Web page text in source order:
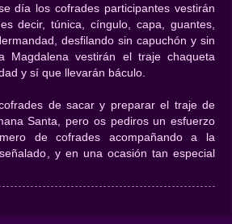
día los cofrades participantes vestirán
decir, túnica, cíngulo, capa, guantes,
desfilando sin capuchón y sin
Magdalena vestirán el traje chaqueta
y sí que llevarán báculo.
de sacar y preparar el traje de
Santa, pero os pediros un esfuerzo
de cofrades acompañando a la
y en una ocasión tan especial